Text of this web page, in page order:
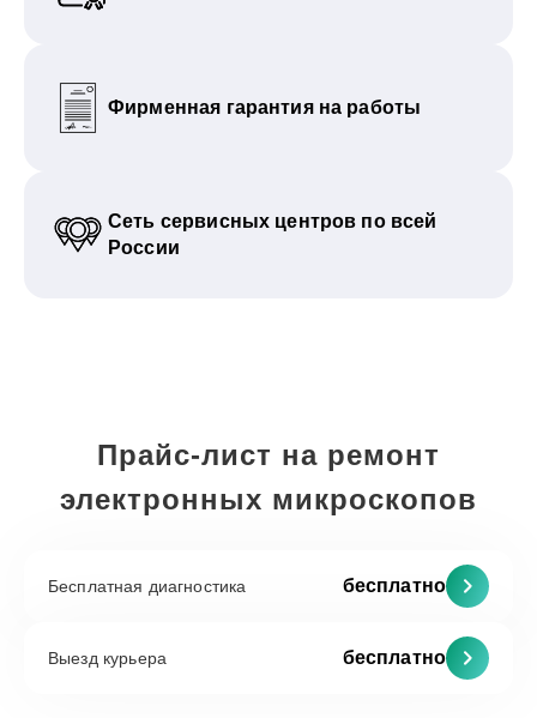
Фирменная гарантия на работы
Сеть сервисных центров по всей
России
Прайс-лист на ремонт
электронных микроскопов
Бесплатная диагностика бесплатно
Выезд курьера бесплатно